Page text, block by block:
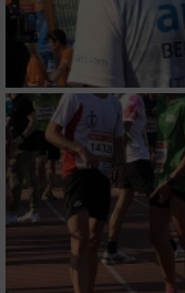
Speichern von oder
auf einem Endgerät
Verwendung
von Werbeanzeigen
Erstellung von
Werbung
Verwendung von
personalisierter